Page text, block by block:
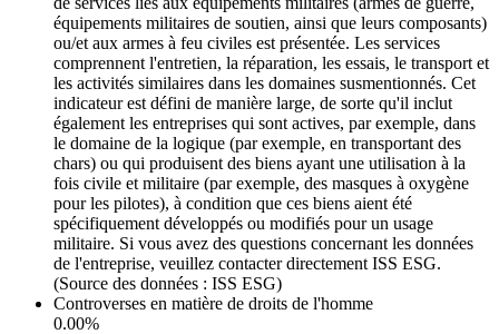
équipements militaires de soutien, ainsi que leurs composants)
ou/et aux armes à feu civiles est présentée. Les services
comprennent l'entretien, la réparation, les essais, le transport et
les activités similaires dans les domaines susmentionnés. Cet
indicateur est défini de manière large, de sorte qu'il inclut
également les entreprises qui sont actives, par exemple, dans
le domaine de la logique (par exemple, en transportant des
chars) ou qui produisent des biens ayant une utilisation à la
fois civile et militaire (par exemple, des masques à oxygène
pour les pilotes), à condition que ces biens aient été
spécifiquement développés ou modifiés pour un usage
militaire. Si vous avez des questions concernant les données
de l'entreprise, veuillez contacter directement ISS ESG.
(Source des données : ISS ESG)
Controverses en matière de droits de l'homme
0.00%